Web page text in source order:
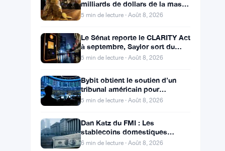
L’augmentation de 1 000
monétaire M2 en Chine laisse
les traders de Bitcoin
5 min de lecture · Août 8, 2026
Le Sénat reporte le CLARITY Act